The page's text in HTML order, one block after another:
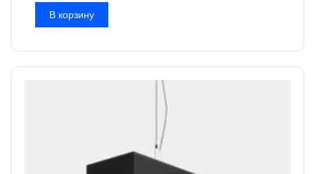
В корзину